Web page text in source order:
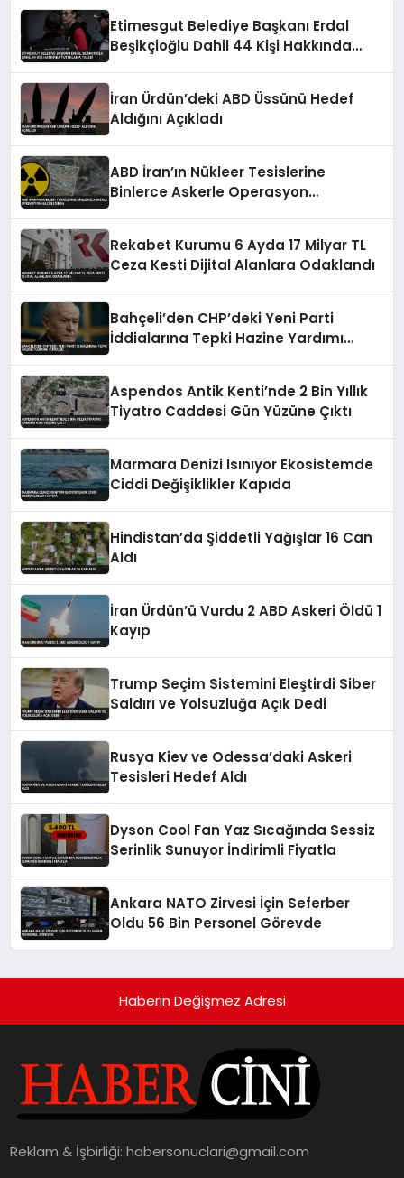
Etimesgut Belediye Başkanı Erdal
Beşikçioğlu Dahil 44 Kişi Hakkında
İran Ürdün’deki ABD Üssünü Hedef
Aldığını Açıkladı
ABD İran’ın Nükleer Tesislerine
Binlerce Askerle Operasyon
Rekabet Kurumu 6 Ayda 17 Milyar TL
Ceza Kesti Dijital Alanlara Odaklandı
Bahçeli’den CHP’deki Yeni Parti
İddialarına Tepki Hazine Yardımı
Aspendos Antik Kenti’nde 2 Bin Yıllık
Tiyatro Caddesi Gün Yüzüne Çıktı
Marmara Denizi Isınıyor Ekosistemde
Ciddi Değişiklikler Kapıda
Hindistan’da Şiddetli Yağışlar 16 Can
Aldı
İran Ürdün’ü Vurdu 2 ABD Askeri Öldü 1
Kayıp
Trump Seçim Sistemini Eleştirdi Siber
Saldırı ve Yolsuzluğa Açık Dedi
Rusya Kiev ve Odessa’daki Askeri
Tesisleri Hedef Aldı
Dyson Cool Fan Yaz Sıcağında Sessiz
Serinlik Sunuyor İndirimli Fiyatla
Ankara NATO Zirvesi İçin Seferber
Oldu 56 Bin Personel Görevde
Haberin Değişmez Adresi
Reklam & İşbirliği:habersonuclari@gmail.com